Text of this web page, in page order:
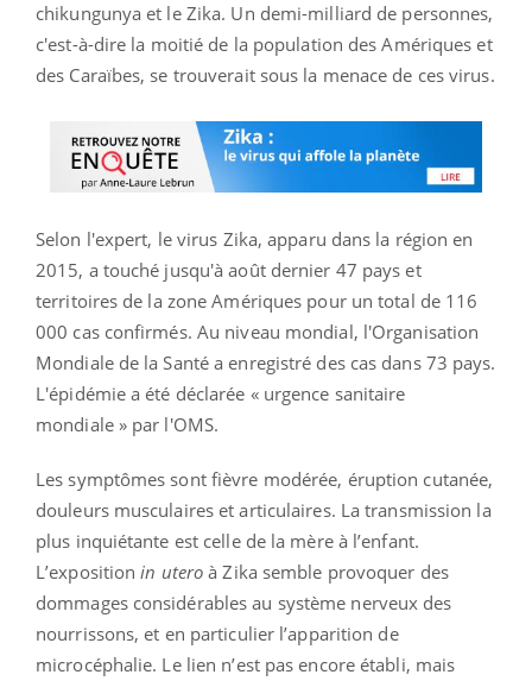
chikungunya et le Zika. Un demi-milliard de personnes,
c'est-à-dire la moitié de la population des Amériques et
des Caraïbes, se trouverait sous la menace de ces virus.
Selon l'expert, le virus Zika, apparu dans la région en
2015, a touché jusqu'à août dernier 47 pays et
territoires de la zone Amériques pour un total de 116
000 cas confirmés. Au niveau mondial, l'Organisation
Mondiale de la Santé a enregistré des cas dans 73 pays.
L'épidémie a été déclarée « urgence sanitaire
mondiale » par l'OMS.
Les symptômes sont fièvre modérée, éruption cutanée,
douleurs musculaires et articulaires. La transmission la
plus inquiétante est celle de la mère à l’enfant.
L’exposition in utero à Zika semble provoquer des
dommages considérables au système nerveux des
nourrissons, et en particulier l’apparition de
microcéphalie. Le lien n’est pas encore établi, mais